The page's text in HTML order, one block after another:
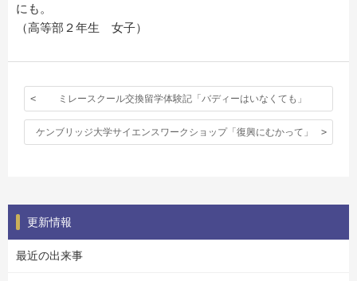
にも。
（高等部２年生 女子）
ミレースクール交換留学体験記「バディーはいなくても」
ケンブリッジ大学サイエンスワークショップ「復興にむかって」
更新情報
最近の出来事